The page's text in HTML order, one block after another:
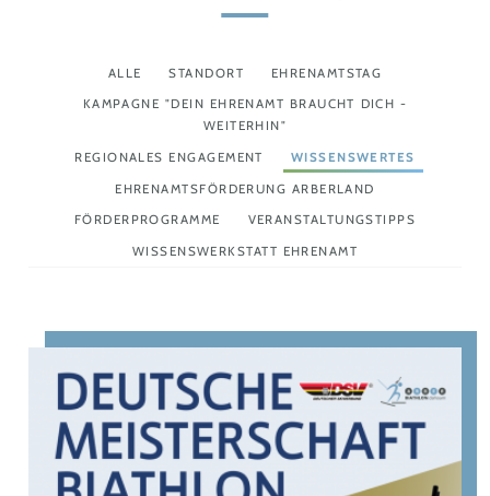
ALLE STANDORT EHRENAMTSTAG
KAMPAGNE "DEIN EHRENAMT BRAUCHT DICH -
WEITERHIN"
REGIONALES ENGAGEMENT WISSENSWERTES
EHRENAMTSFÖRDERUNG ARBERLAND
FÖRDERPROGRAMME VERANSTALTUNGSTIPPS
WISSENSWERKSTATT EHRENAMT